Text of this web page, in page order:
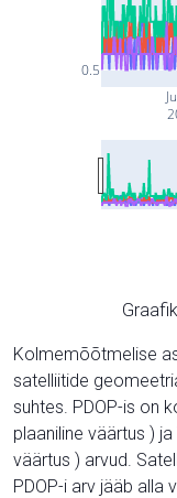
0.5
Kolmemõõtmelise
satelliitide
suhtes. PDOP-is on
plaaniline väärtus )
väärtus ) arvud.
PDOP-i arv jääb alla